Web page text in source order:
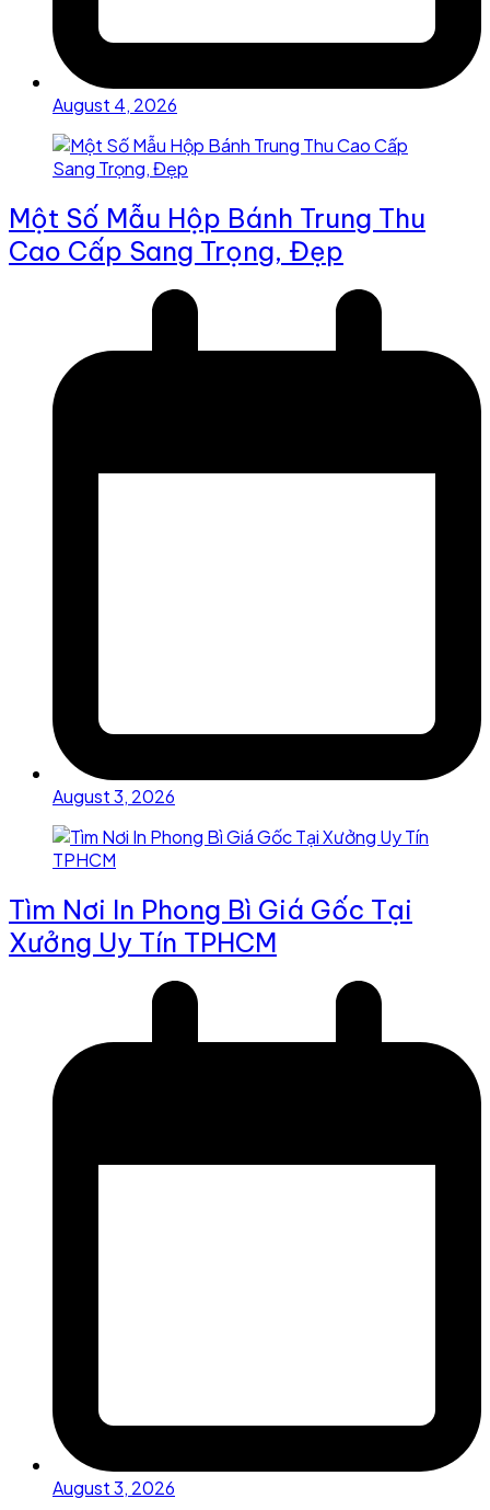
August 4, 2026
Một Số Mẫu Hộp Bánh Trung Thu
Cao Cấp Sang Trọng, Đẹp
August 3, 2026
Tìm Nơi In Phong Bì Giá Gốc Tại
Xưởng Uy Tín TPHCM
August 3, 2026